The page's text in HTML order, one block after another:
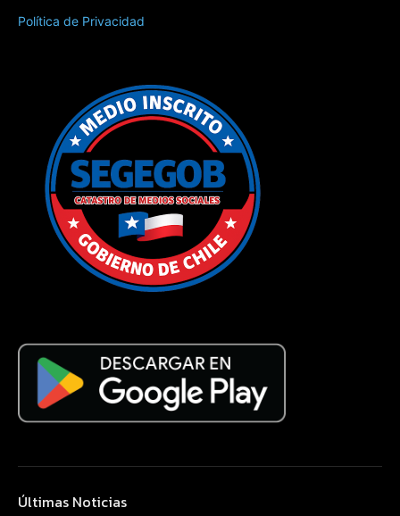
Política de Privacidad
Últimas Noticias